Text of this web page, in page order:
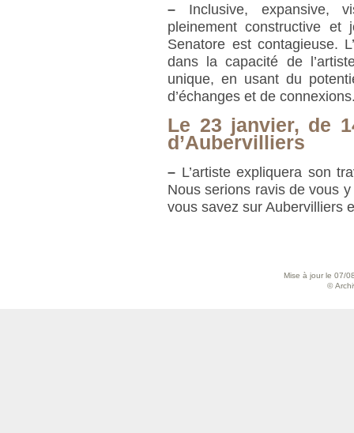
– Inclusive, expansive,
pleinement constructive et
Senatore est contagieuse.
dans la capacité de
unique, en usant du
d’échanges et de
Le 23 janvier, de
d’Aubervilliers
– L’artiste expliquera son
Nous serions ravis de vous
vous savez sur Aubervilliers
Mise à jour le 07/
©